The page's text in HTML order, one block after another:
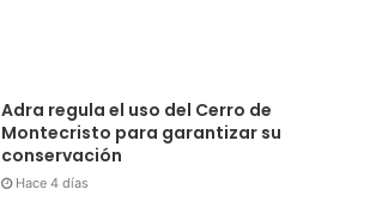
Adra regula el uso del Cerro de
Montecristo para garantizar su
conservación
Hace 4 días